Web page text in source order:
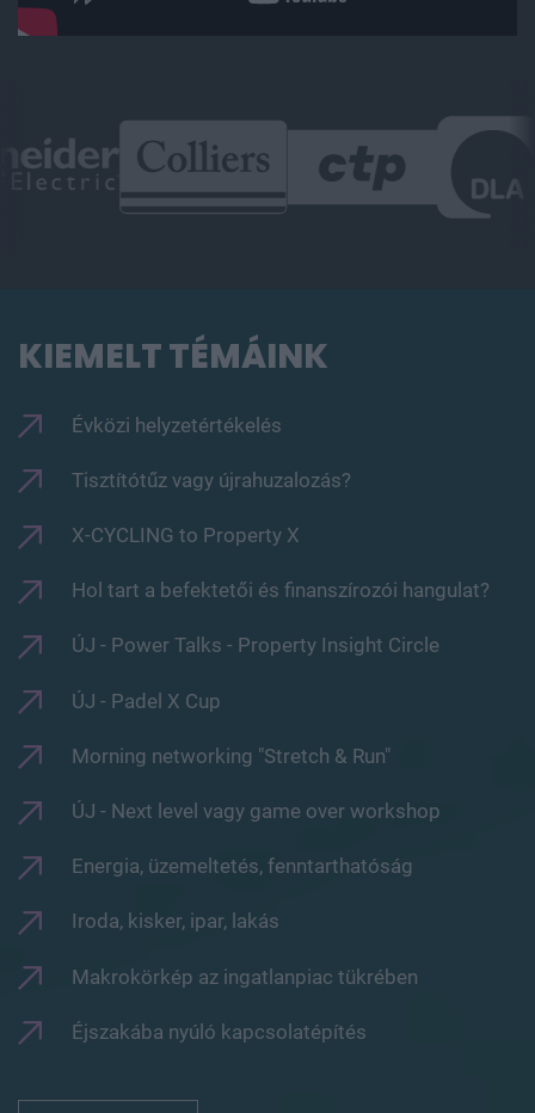
KIEMELT TÉMÁINK
Évközi helyzetértékelés
Tisztítótűz vagy újrahuzalozás?
X-CYCLING to Property X
Hol tart a befektetői és finanszírozói hangulat?
ÚJ - Power Talks - Property Insight Circle
ÚJ - Padel X Cup
Morning networking "Stretch & Run"
ÚJ - Next level vagy game over workshop
Energia, üzemeltetés, fenntarthatóság
Iroda, kisker, ipar, lakás
Makrokörkép az ingatlanpiac tükrében
Éjszakába nyúló kapcsolatépítés